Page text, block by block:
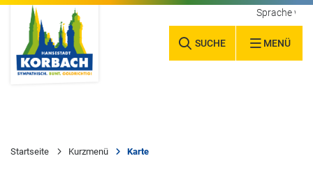
SUCHE MENÜ
Sprache
Startseite Kurzmenü Karte